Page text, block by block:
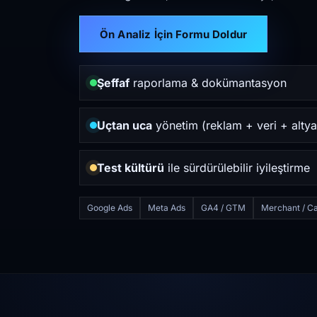
Ön Analiz İçin Formu Doldur
Şeffafraporlama & dokümantasyon
Uçtan uca yönetim (reklam + veri +
Test kültürü ile sürdürülebilir iyileştirme
Google Ads Meta Ads GA4 / GTM Merchant /